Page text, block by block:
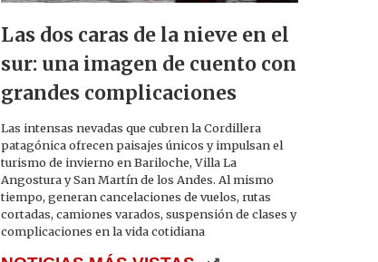
Las dos caras de la nieve en el
sur: una imagen de cuento con
grandes complicaciones
Las intensas nevadas que cubren la Cordillera
patagónica ofrecen paisajes únicos y impulsan el
turismo de invierno en Bariloche, Villa La
Angostura y San Martín de los Andes. Al mismo
tiempo, generan cancelaciones de vuelos, rutas
cortadas, camiones varados, suspensión de clases y
complicaciones en la vida cotidiana